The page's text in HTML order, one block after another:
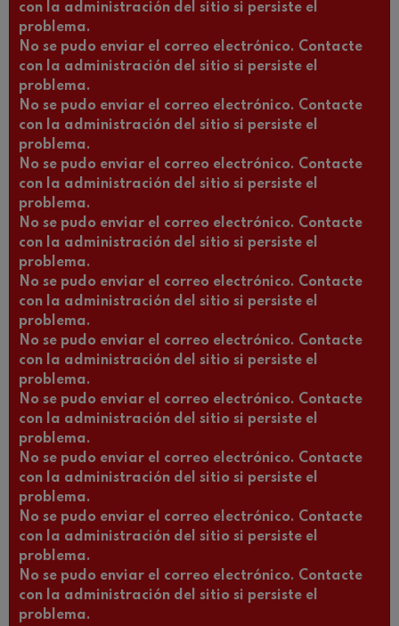
con la administración del sitio si persiste el
problema.
No se pudo enviar el correo electrónico. Contacte
con la administración del sitio si persiste el
problema.
No se pudo enviar el correo electrónico. Contacte
con la administración del sitio si persiste el
problema.
No se pudo enviar el correo electrónico. Contacte
con la administración del sitio si persiste el
problema.
No se pudo enviar el correo electrónico. Contacte
con la administración del sitio si persiste el
problema.
No se pudo enviar el correo electrónico. Contacte
con la administración del sitio si persiste el
problema.
No se pudo enviar el correo electrónico. Contacte
con la administración del sitio si persiste el
problema.
No se pudo enviar el correo electrónico. Contacte
con la administración del sitio si persiste el
problema.
No se pudo enviar el correo electrónico. Contacte
con la administración del sitio si persiste el
problema.
No se pudo enviar el correo electrónico. Contacte
con la administración del sitio si persiste el
problema.
No se pudo enviar el correo electrónico. Contacte
con la administración del sitio si persiste el
problema.